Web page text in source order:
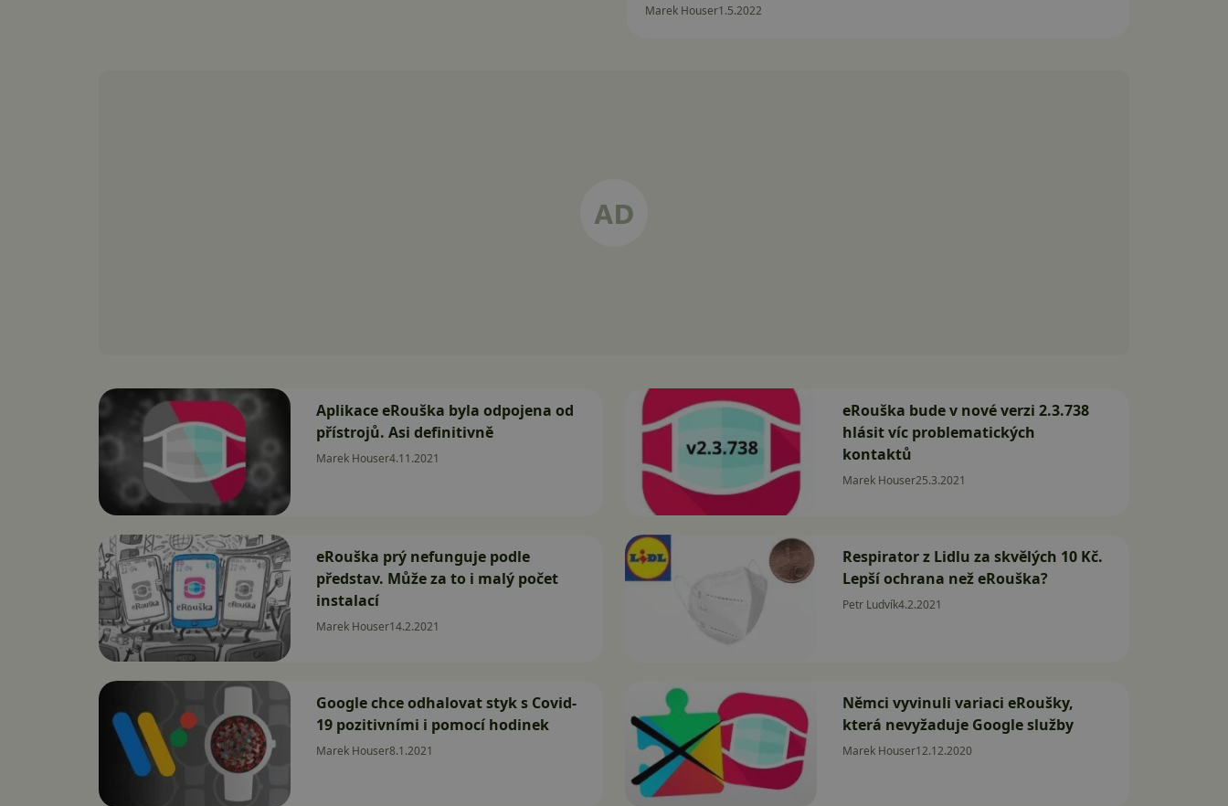
Marek Houser1.5.2022
Aplikace eRouška byla odpojena od
přístrojů. Asi definitivně
Marek Houser4.11.2021
eRouška bude v nové verzi 2.3.738
hlásit víc problematických
kontaktů
Marek Houser25.3.2021
eRouška prý nefunguje podle
představ. Může za to i malý počet
instalací
Marek Houser14.2.2021
Respirator z Lidlu za skvělých 10 Kč.
Lepší ochrana než eRouška?
Petr Ludvík4.2.2021
Google chce odhalovat styk s Covid-
19 pozitivními i pomocí hodinek
Marek Houser8.1.2021
Němci vyvinuli variaci eRoušky,
která nevyžaduje Google služby
Marek Houser12.12.2020